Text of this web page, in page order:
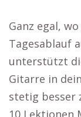
Ganz egal,
Tagesablauf
unterstützt
Gitarre in
stetig besser
10 Lektionen